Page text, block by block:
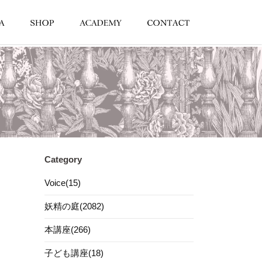
Category
Voice(15)
妖精の庭(2082)
本講座(266)
子ども講座(18)